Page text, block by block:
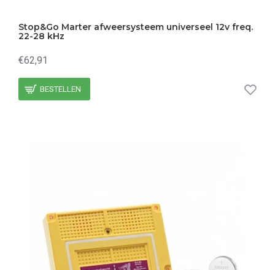
Stop&Go Marter afweersysteem universeel 12v freq.
22-28 kHz
€62,91
BESTELLEN